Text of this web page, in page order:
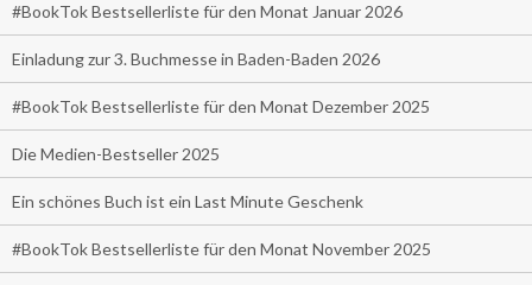
#BookTok Bestsellerliste für den Monat Januar 2026
Einladung zur 3. Buchmesse in Baden-Baden 2026
#BookTok Bestsellerliste für den Monat Dezember 2025
Die Medien-Bestseller 2025
Ein schönes Buch ist ein Last Minute Geschenk
#BookTok Bestsellerliste für den Monat November 2025